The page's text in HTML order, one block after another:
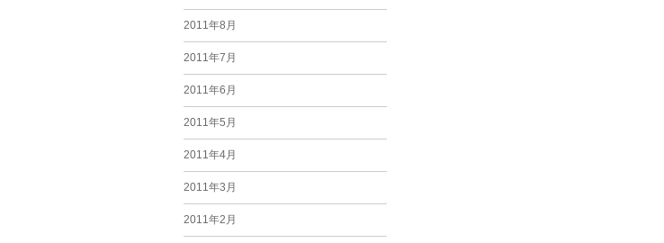
2011年8月
2011年7月
2011年6月
2011年5月
2011年4月
2011年3月
2011年2月